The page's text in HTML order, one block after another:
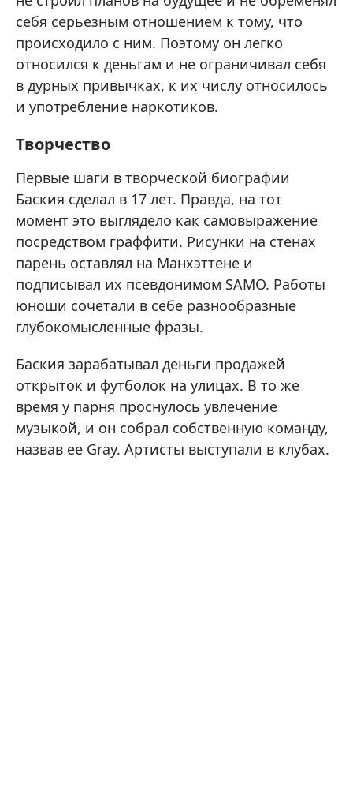
себя серьезным отношением к тому, что
происходило с ним. Поэтому он легко
относился к деньгам и не ограничивал себя
в дурных привычках, к их числу относилось
и употребление наркотиков.
Творчество
Первые шаги в творческой биографии
Баския сделал в 17 лет. Правда, на тот
момент это выглядело как самовыражение
посредством граффити. Рисунки на стенах
парень оставлял на Манхэттене и
подписывал их псевдонимом SAMO. Работы
юноши сочетали в себе разнообразные
глубокомысленные фразы.
Баския зарабатывал деньги продажей
открыток и футболок на улицах. В то же
время у парня проснулось увлечение
музыкой, и он собрал собственную команду,
назвав ее Gray. Артисты выступали в клубах.